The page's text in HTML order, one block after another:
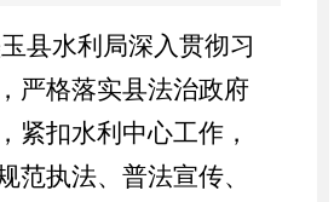
县水利局深入贯彻习
严格落实县法治政府
紧扣水利中心工作，
范执法、普法宣传、